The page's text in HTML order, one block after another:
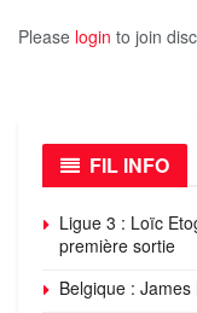
Please login to join
FIL INFO
Ligue 3 : Loïc
première sortie
Belgique :